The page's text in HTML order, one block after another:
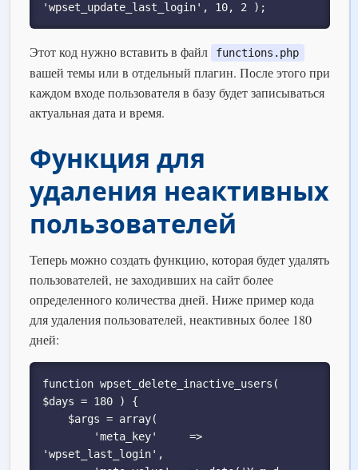
'wpset_update_last_login', 10, 2 );
Этот код нужно вставить в файл functions.php
вашей темы или в отдельный плагин. После этого при
каждом входе пользователя в базу будет записываться
актуальная дата и время.
Функция для
удаления неактивных
пользователей
Теперь можно создать функцию, которая будет удалять
пользователей, не заходивших на сайт более
определенного количества дней. Ниже пример кода
для удаления пользователей, неактивных более 180
дней:
function wpset_delete_inactive_users(
$days = 180 ) {
'wpset_last_login',